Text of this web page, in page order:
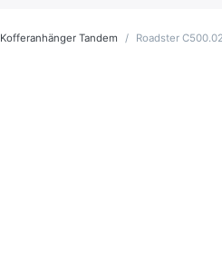
Kofferanhänger Tandem Roadster C500.02